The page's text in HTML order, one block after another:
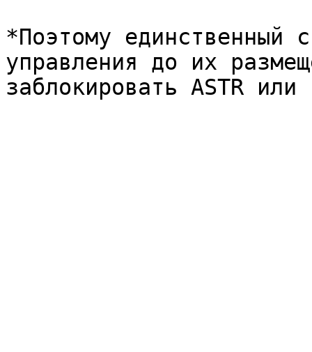
*Поэтому единственный
управления до их